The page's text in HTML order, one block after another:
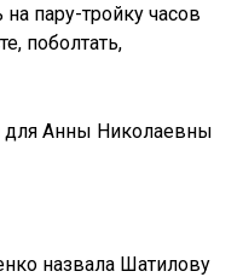
пару-тройку часов
поболтать,
Анны Николаевны
назвала Шатилову